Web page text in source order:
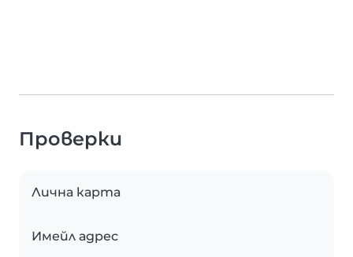
Проверки
Лична карта
Имейл адрес